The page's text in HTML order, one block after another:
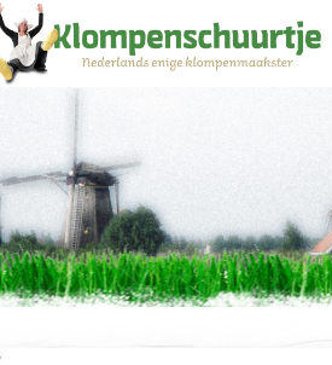
naar
de
Gouden badeend